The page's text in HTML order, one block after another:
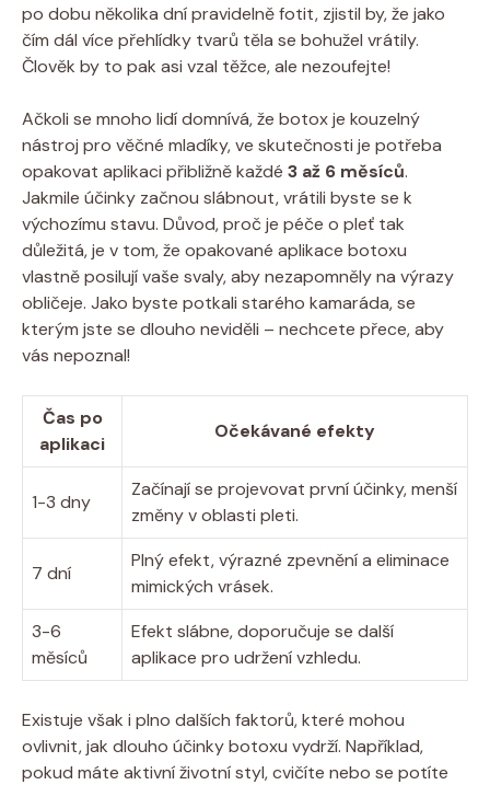
po dobu několika dní ⁣pravidelně fotit, zjistil by, že‌ jako
‍čím dál více přehlídky tvarů⁤ těla ‌se ⁣bohužel vrátily.
Člověk by ⁢to pak asi vzal těžce, ale nezoufejte!
Ačkoli se mnoho ⁣lidí domnívá,⁤ že botox je kouzelný
nástroj pro‍ věčné mladíky,⁤ ve skutečnosti je potřeba
opakovat ⁣aplikaci přibližně každé 3 až 6 měsíců.
Jakmile účinky začnou slábnout, vrátili byste se k
výchozímu ⁤stavu. Důvod, proč je péče​ o pleť tak
důležitá, je v tom, ⁢že opakované aplikace botoxu
⁤vlastně posilují vaše svaly, aby nezapomněly na výrazy
obličeje. Jako byste ⁤potkali starého⁣ kamaráda, se
kterým jste se dlouho ⁢neviděli – nechcete přece, ​aby⁢
vás nepoznal!
Čas po
aplikaci
Očekávané efekty
1-3 dny
Začínají ‌se projevovat první účinky, menší⁣
změny v oblasti pleti.
7 dní
Plný efekt, výrazné zpevnění a eliminace
mimických vrásek.
3-6
měsíců
Efekt slábne, doporučuje se další
aplikace pro‍ udržení vzhledu.
Existuje však i plno dalších faktorů, které⁣ mohou
ovlivnit, jak dlouho účinky botoxu vydrží. Například,
pokud máte‌ aktivní ⁢životní styl, cvičíte nebo se potíte